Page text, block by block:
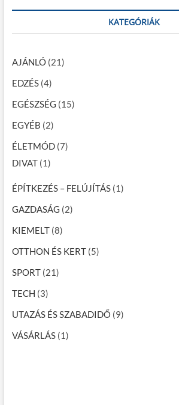
KATEGÓRIÁK
AJÁNLÓ(21)
EDZÉS(4)
EGÉSZSÉG (15)
EGYÉB (2)
ÉLETMÓD(7)
DIVAT(1)
ÉPÍTKEZÉS – FELÚJÍTÁS(1)
GAZDASÁG (2)
KIEMELT(8)
OTTHON ÉS KERT(5)
SPORT(21)
TECH (3)
UTAZÁS ÉS SZABADIDŐ (9)
VÁSÁRLÁS(1)